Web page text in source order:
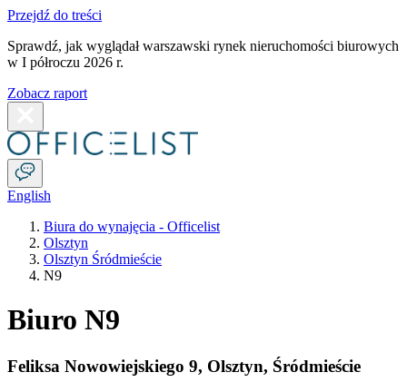
Przejdź do treści
Sprawdź, jak wyglądał warszawski rynek nieruchomości biurowych
w I półroczu 2026 r.
Zobacz raport
English
Biura do wynajęcia - Officelist
Olsztyn
Olsztyn Śródmieście
N9
Biuro N9
Feliksa Nowowiejskiego 9, Olsztyn, Śródmieście